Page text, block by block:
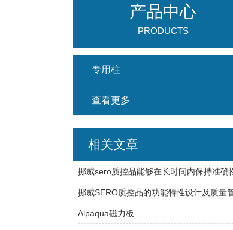
产品中心
PRODUCTS
专用柱
查看更多
相关文章
Alpaqua磁力板